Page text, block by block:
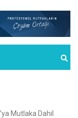
Mutlaka Dahil